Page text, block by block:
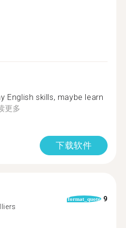
English skills, maybe learn
更多
下载软件
format_quote 9